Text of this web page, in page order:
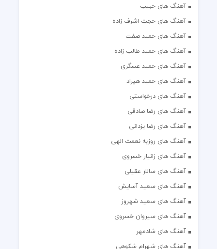
آهنگ های حبیب
آهنگ های حجت اشرف زاده
آهنگ های حمید صفت
آهنگ های حمید طالب زاده
آهنگ های حمید عسگری
آهنگ های حمید هیراد
آهنگ های درخواستی
آهنگ های رضا صادقی
آهنگ های رضا یزدانی
آهنگ های روزبه نعمت الهی
آهنگ های زانیار خسروی
آهنگ های سالار عقیلی
آهنگ های سعید آسایش
آهنگ های سعید شهروز
آهنگ های سیروان خسروی
آهنگ های شادمهر
آهنگ های شهرام شکوهی